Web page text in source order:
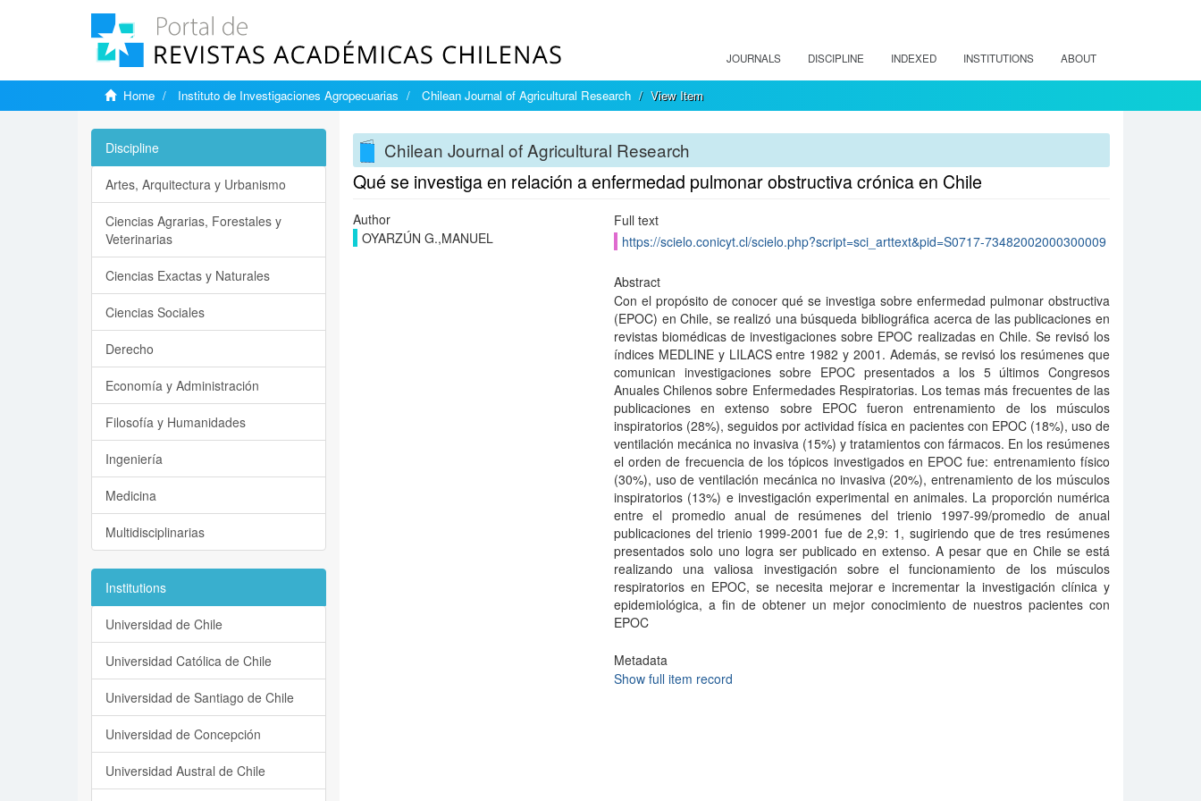
JOURNALS DISCIPLINE INDEXED INSTITUTIONS ABOUT
Home Instituto de Investigaciones Agropecuarias Chilean Journal of Agricultural Research View Item
Chilean Journal of Agricultural Research
Qué se investiga en relación a enfermedad pulmonar obstructiva crónica en Chile
Author
OYARZÚN G.,MANUEL
Full text
https://scielo.conicyt.cl/scielo.php?script=sci_arttext&pid=S0717-73482002000300009
Abstract
Con el propósito de conocer qué se investiga sobre enfermedad pulmonar obstructiva
(EPOC) en Chile, se realizó una búsqueda bibliográfica acerca de las publicaciones en
revistas biomédicas de investigaciones sobre EPOC realizadas en Chile. Se revisó los
índices MEDLINE y LILACS entre 1982 y 2001. Además, se revisó los resúmenes que
comunican investigaciones sobre EPOC presentados a los 5 últimos Congresos
Anuales Chilenos sobre Enfermedades Respiratorias. Los temas más frecuentes de las
publicaciones en extenso sobre EPOC fueron entrenamiento de los músculos
inspiratorios (28%), seguidos por actividad física en pacientes con EPOC (18%), uso de
ventilación mecánica no invasiva (15%) y tratamientos con fármacos. En los resúmenes
el orden de frecuencia de los tópicos investigados en EPOC fue: entrenamiento físico
(30%), uso de ventilación mecánica no invasiva (20%), entrenamiento de los músculos
inspiratorios (13%) e investigación experimental en animales. La proporción numérica
entre el promedio anual de resúmenes del trienio 1997-99/promedio de anual
publicaciones del trienio 1999-2001 fue de 2,9: 1, sugiriendo que de tres resúmenes
presentados solo uno logra ser publicado en extenso. A pesar que en Chile se está
realizando una valiosa investigación sobre el funcionamiento de los músculos
respiratorios en EPOC, se necesita mejorar e incrementar la investigación clínica y
epidemiológica, a fin de obtener un mejor conocimiento de nuestros pacientes con
EPOC
Metadata
Show full item record
Discipline
Artes, Arquitectura y Urbanismo
Ciencias Agrarias, Forestales y
Veterinarias
Ciencias Exactas y Naturales
Ciencias Sociales
Derecho
Economía y Administración
Filosofía y Humanidades
Ingeniería
Medicina
Multidisciplinarias
Institutions
Universidad de Chile
Universidad Católica de Chile
Universidad de Santiago de Chile
Universidad de Concepción
Universidad Austral de Chile